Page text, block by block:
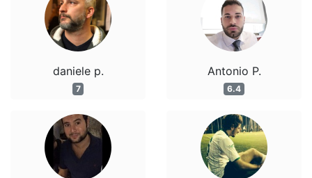
daniele p.
7
Antonio P.
6.4